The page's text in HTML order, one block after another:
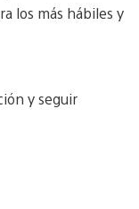
los más hábiles y
y seguir